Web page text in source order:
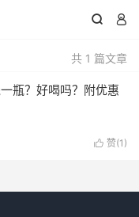
 
共 1 篇文章
瓶？好喝吗？附优惠
 赞(1 )